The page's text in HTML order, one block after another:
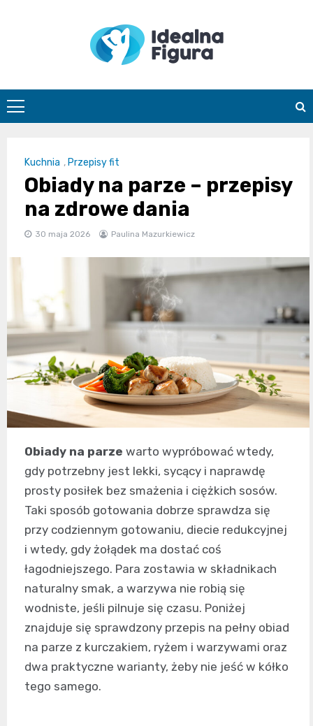
Kuchnia , Przepisy fit
Obiady na parze – przepisy
na zdrowe dania
30 maja 2026 Paulina Mazurkiewicz
Obiady na parze warto wypróbować wtedy,
gdy potrzebny jest lekki, sycący i naprawdę
prosty posiłek bez smażenia i ciężkich sosów.
Taki sposób gotowania dobrze sprawdza się
przy codziennym gotowaniu, diecie redukcyjnej
i wtedy, gdy żołądek ma dostać coś
łagodniejszego. Para zostawia w składnikach
naturalny smak, a warzywa nie robią się
wodniste, jeśli pilnuje się czasu. Poniżej
znajduje się sprawdzony przepis na pełny obiad
na parze z kurczakiem, ryżem i warzywami oraz
dwa praktyczne warianty, żeby nie jeść w kółko
tego samego.